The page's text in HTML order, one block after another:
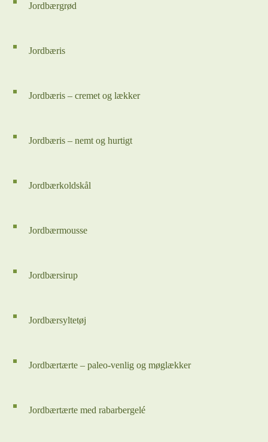
Jordbærgrød
Jordbæris
Jordbæris – cremet og lækker
Jordbæris – nemt og hurtigt
Jordbærkoldskål
Jordbærmousse
Jordbærsirup
Jordbærsyltetøj
Jordbærtærte – paleo-venlig og møglækker
Jordbærtærte med rabarbergelé